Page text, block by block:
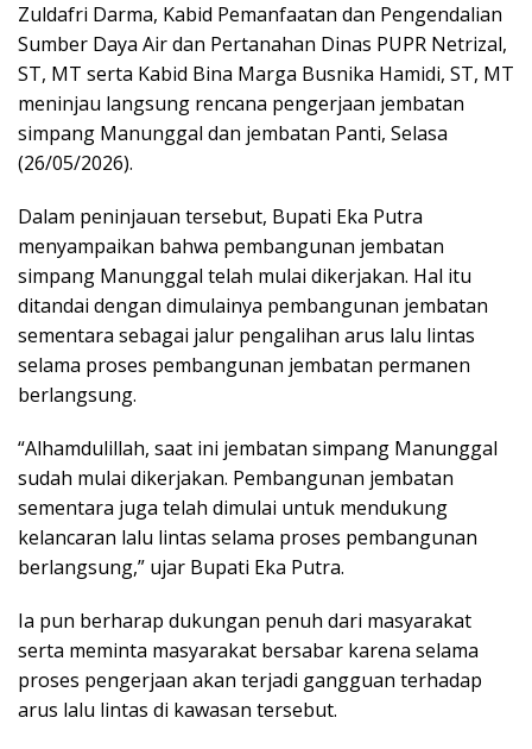
Zuldafri Darma, Kabid Pemanfaatan dan Pengendalian
Sumber Daya Air dan Pertanahan Dinas PUPR Netrizal,
ST, MT serta Kabid Bina Marga Busnika Hamidi, ST, MT
meninjau langsung rencana pengerjaan jembatan
simpang Manunggal dan jembatan Panti, Selasa
(26/05/2026).
Dalam peninjauan tersebut, Bupati Eka Putra
menyampaikan bahwa pembangunan jembatan
simpang Manunggal telah mulai dikerjakan. Hal itu
ditandai dengan dimulainya pembangunan jembatan
sementara sebagai jalur pengalihan arus lalu lintas
selama proses pembangunan jembatan permanen
berlangsung.
“Alhamdulillah, saat ini jembatan simpang Manunggal
sudah mulai dikerjakan. Pembangunan jembatan
sementara juga telah dimulai untuk mendukung
kelancaran lalu lintas selama proses pembangunan
berlangsung,” ujar Bupati Eka Putra.
Ia pun berharap dukungan penuh dari masyarakat
serta meminta masyarakat bersabar karena selama
proses pengerjaan akan terjadi gangguan terhadap
arus lalu lintas di kawasan tersebut.